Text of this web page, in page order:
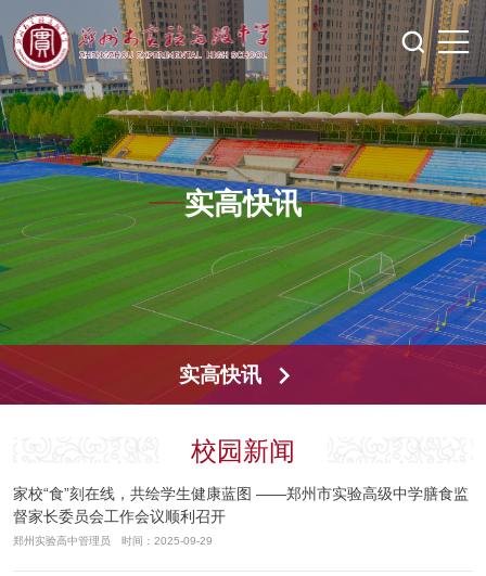
实高快讯
实高快讯
校园新闻
家校“食”刻在线，共绘学生健康蓝图 ——郑州市实验高级中学膳食监
督家长委员会工作会议顺利召开
郑州实验高中管理员 时间：2025-09-29